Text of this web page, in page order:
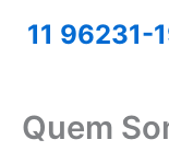
11 96231-
Quem